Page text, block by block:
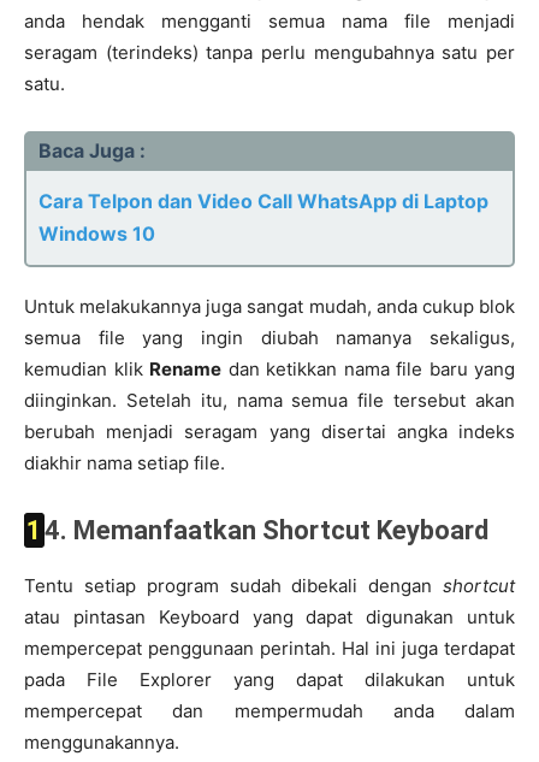
anda hendak mengganti semua nama file menjadi
seragam (terindeks) tanpa perlu mengubahnya satu per
satu.
Baca Juga :
Cara Telpon dan Video Call WhatsApp di Laptop
Windows 10
Untuk melakukannya juga sangat mudah, anda cukup blok
semua file yang ingin diubah namanya sekaligus,
kemudian klik Rename dan ketikkan nama file baru yang
diinginkan. Setelah itu, nama semua file tersebut akan
berubah menjadi seragam yang disertai angka indeks
diakhir nama setiap file.
14. Memanfaatkan Shortcut Keyboard
Tentu setiap program sudah dibekali dengan shortcut
atau pintasan Keyboard yang dapat digunakan untuk
mempercepat penggunaan perintah. Hal ini juga terdapat
pada File Explorer yang dapat dilakukan untuk
mempercepat dan mempermudah anda dalam
menggunakannya.